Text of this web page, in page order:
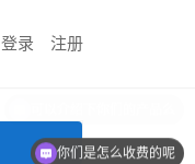
登录 注册
你们是怎么收费的呢